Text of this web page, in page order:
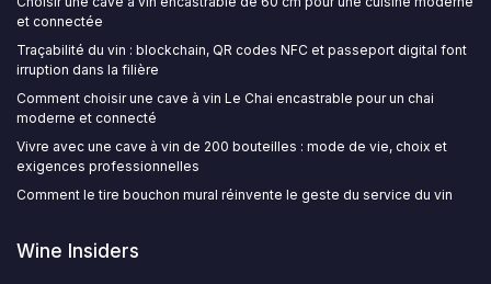
et connectée
Traçabilité du vin : blockchain, QR codes NFC et passeport digital font
irruption dans la filière
Comment choisir une cave à vin Le Chai encastrable pour un chai
moderne et connecté
Vivre avec une cave à vin de 200 bouteilles : mode de vie, choix et
exigences professionnelles
Comment le tire bouchon mural réinvente le geste du service du vin
Wine Insiders